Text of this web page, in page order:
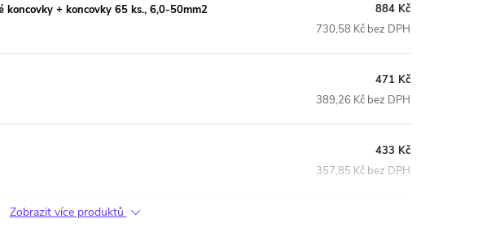
koncovky + koncovky 65 ks., 6,0-50mm2
884 Kč
730,58 Kč bez DPH
471 Kč
389,26 Kč bez DPH
433 Kč
357,85 Kč bez DPH
Zobrazit více produktů